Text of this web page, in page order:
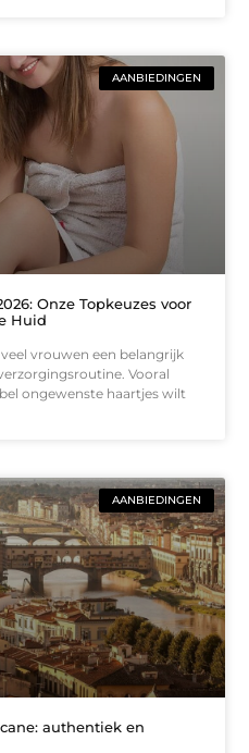
AANBIEDINGEN
Onze Topkeuzes voor
Huid
vrouwen een belangrijk
Vooral
ongewenste haartjes wilt
AANBIEDINGEN
authentiek en